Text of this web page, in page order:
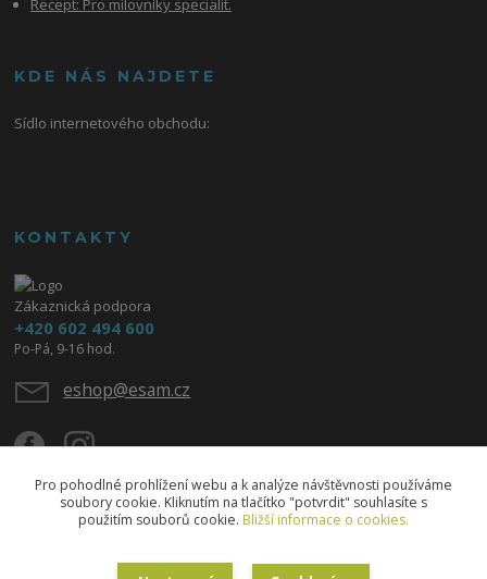
KDE NÁS NAJDETE
Sídlo internetového obchodu:
KONTAKTY
Zákaznická podpora
+420 602 494 600
Po-Pá, 9-16 hod.
eshop@esam.cz
Pro pohodlné prohlížení webu a k analýze návštěvnosti používáme
soubory cookie. Kliknutím na tlačítko "potvrdit" souhlasíte s
použitím souborů cookie. Bližší informace o cookies.